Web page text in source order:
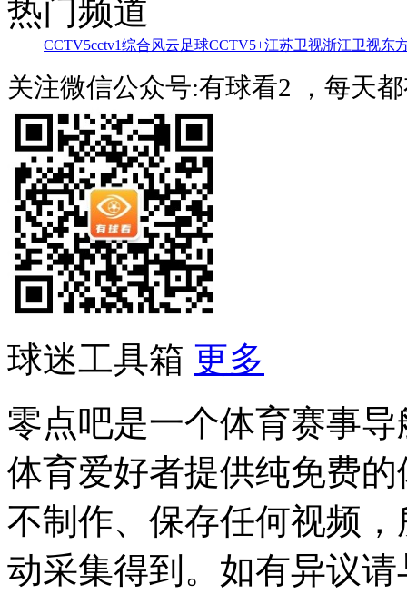
热门频道
CCTV5cctv1综合风云足球CCTV5+江苏卫视浙江卫视东
关注微信公众号:有球看2 ，每天
球迷工具箱 更多
零点吧是一个体育赛事
体育爱好者提供纯免费
不制作、保存任何视频
动采集得到。如有异议